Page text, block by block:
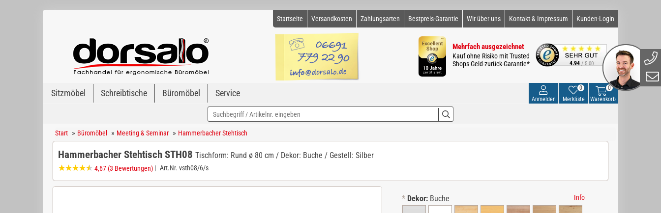
Startseite Versandkosten Zahlungsarten Bestpreis-Garantie Wir über uns Kontakt & Impressum Kunden-Login
Mehrfach ausgezeichnet
Kauf ohne Risiko mit Trusted
Shops Geld-zurück-Garantie*
4.94 / 5.00
Sitzmöbel Schreibtische Büromöbel Service
0
Warenkorb
Merkliste
0
Anmelden
Start » Büromöbel » Meeting & Seminar » Hammerbacher Stehtisch
Hammerbacher Stehtisch STH08 Tischform: Rund ø 80 cm / Dekor: Buche / Gestell: Silber
4,67 (3 Bewertungen) | Art.Nr. vsth08/6/s
* Dekor: Buche Info